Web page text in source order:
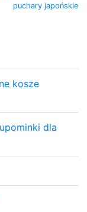
puchary japońskie
kosze
dla